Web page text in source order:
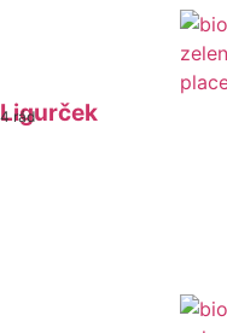
Ligurček
4 rád